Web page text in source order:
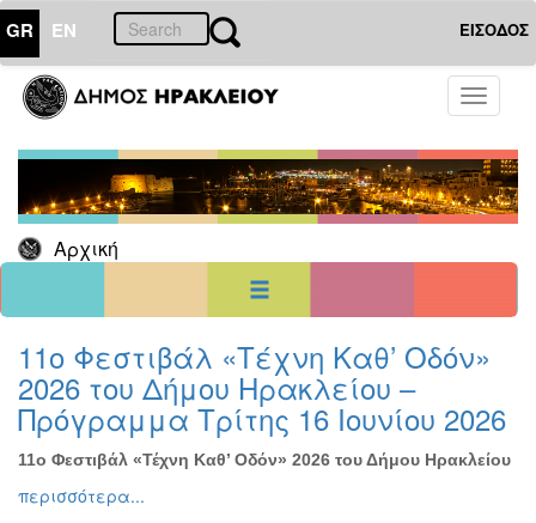
GR EN ΕΙΣΟΔΟΣ
Toggle
Αρχική
21Αύγουστος
2024
Τρι Τετ Πεμ Παρ Σαβ
1 2
3
4
11
12 13 14 15 16
17
24
ΗΜΕΡΟΛΟΓΙΟ
ΕΚΔΗΛΩΣΕΩΝ
Χριστούγεννα
-
Πρωτοχρονιά
11ο Φεστιβάλ «Τέχνη Καθ’ Οδόν»
2026 του Δήμου Ηρακλείου –
Πρόγραμμα Τρίτης 16 Ιουνίου 2026
11ο Φεστιβάλ «Τέχνη Καθ’ Οδόν» 2026 του Δήμου Ηρακλείου
περισσότερα...